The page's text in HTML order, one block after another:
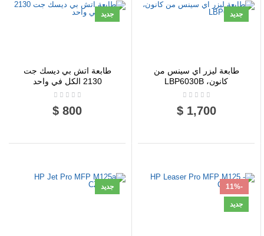
جديد
طابعة ليزر اي سينس من
كانون، LBP6030B
1,700 $
جديد
طابعة اتش بي ديسك جت
2130 الكل في واحد
800 $
-11%
جديد
جديد